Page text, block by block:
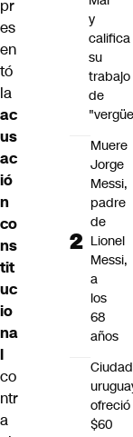
pr
es
en
tó
la
ac
us
ac
ió
n
co
ns
tit
uc
io
na
l
co
ntr
a
y
califica
su
trabajo
de
Muere
Jorge
Messi,
padre
de
Lionel
Messi,
a
los
68
años
ofreció
$60